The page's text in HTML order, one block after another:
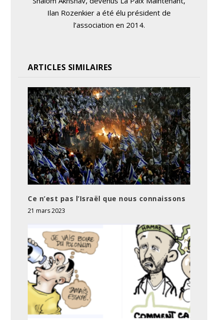
Ilan Rozenkier a été élu président de
l’association en 2014.
ARTICLES SIMILAIRES
Ce n’est pas l’Israël que nous connaissons
21 mars 2023